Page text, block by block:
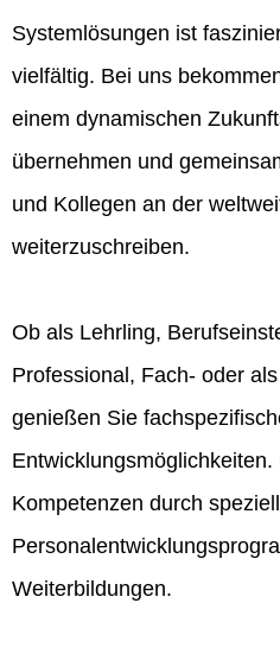
Systemlösungen ist
vielfältig. Bei uns
einem dynamischen
übernehmen und
und Kollegen an der
weiterzuschreiben.
Ob als Lehrling,
Professional, Fach- oder
genießen Sie
Kompetenzen durch
Weiterbildungen.